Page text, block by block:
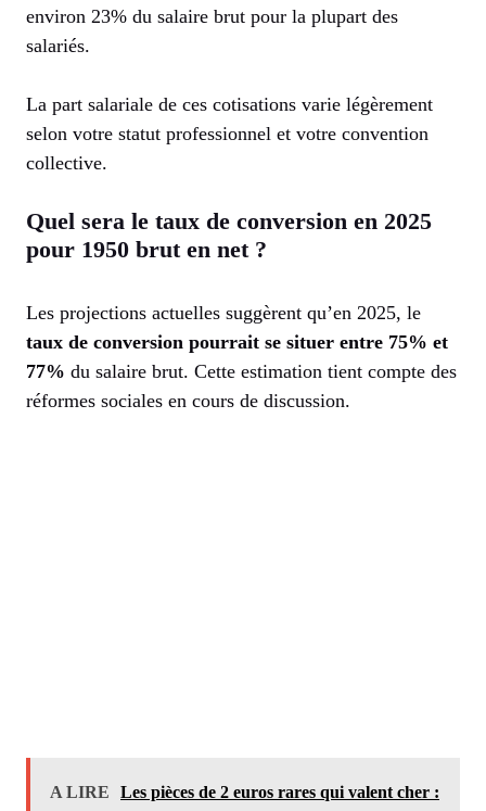
environ 23% du salaire brut pour la plupart des
salariés.
La part salariale de ces cotisations varie légèrement
selon votre statut professionnel et votre convention
collective.
Quel sera le taux de conversion en 2025
pour 1950 brut en net ?
Les projections actuelles suggèrent qu’en 2025, le
taux de conversion pourrait se situer entre 75% et
77% du salaire brut. Cette estimation tient compte des
réformes sociales en cours de discussion.
A LIRE
Les pièces de 2 euros rares qui valent cher :